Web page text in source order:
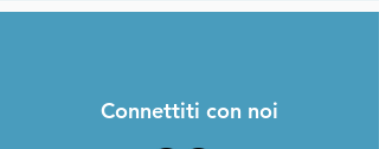
Connettiti con noi